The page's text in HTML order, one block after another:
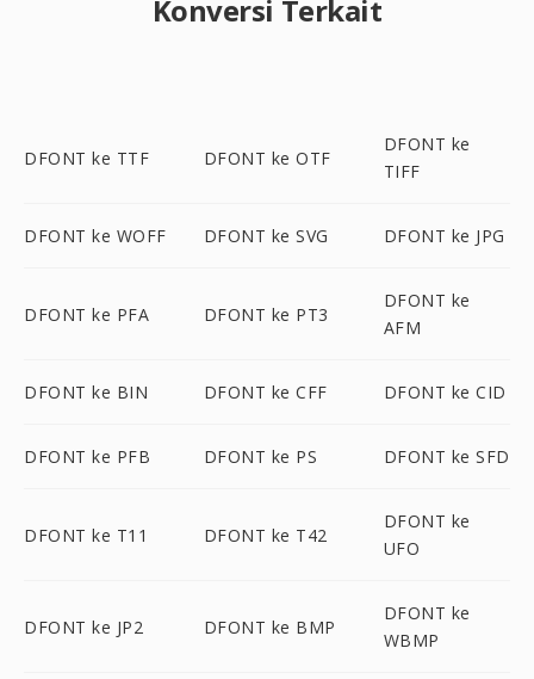
Konversi Terkait
DFONT ke TTF DFONT ke OTF
DFONT ke
TIFF
DFONT ke WOFF DFONT ke SVG DFONT ke JPG
DFONT ke PFA DFONT ke PT3
DFONT ke
AFM
DFONT ke BIN DFONT ke CFF DFONT ke CID
DFONT ke PFB DFONT ke PS DFONT ke SFD
DFONT ke T11 DFONT ke T42
DFONT ke
UFO
DFONT ke JP2 DFONT ke BMP
DFONT ke
WBMP